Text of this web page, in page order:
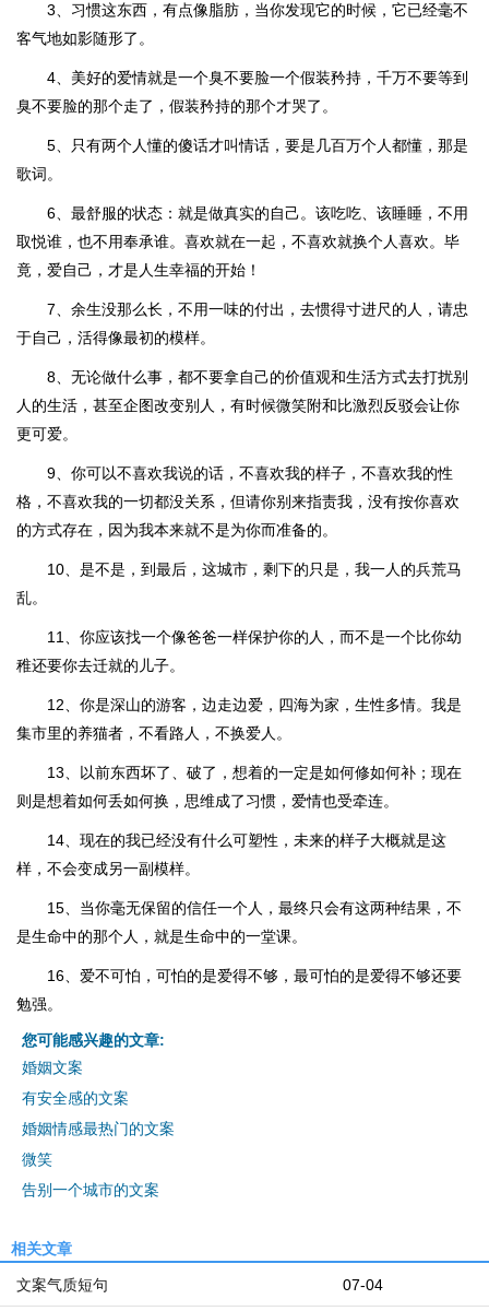
3、习惯这东西，有点像脂肪，当你发现它的时候，它已经毫不
客气地如影随形了。
4、美好的爱情就是一个臭不要脸一个假装矜持，千万不要等到
臭不要脸的那个走了，假装矜持的那个才哭了。
5、只有两个人懂的傻话才叫情话，要是几百万个人都懂，那是
歌词。
6、最舒服的状态：就是做真实的自己。该吃吃、该睡睡，不用
取悦谁，也不用奉承谁。喜欢就在一起，不喜欢就换个人喜欢。毕
竟，爱自己，才是人生幸福的开始！
7、余生没那么长，不用一味的付出，去惯得寸进尺的人，请忠
于自己，活得像最初的模样。
8、无论做什么事，都不要拿自己的价值观和生活方式去打扰别
人的生活，甚至企图改变别人，有时候微笑附和比激烈反驳会让你
更可爱。
9、你可以不喜欢我说的话，不喜欢我的样子，不喜欢我的性
格，不喜欢我的一切都没关系，但请你别来指责我，没有按你喜欢
的方式存在，因为我本来就不是为你而准备的。
10、是不是，到最后，这城市，剩下的只是，我一人的兵荒马
乱。
11、你应该找一个像爸爸一样保护你的人，而不是一个比你幼
稚还要你去迁就的儿子。
12、你是深山的游客，边走边爱，四海为家，生性多情。我是
集市里的养猫者，不看路人，不换爱人。
13、以前东西坏了、破了，想着的一定是如何修如何补；现在
则是想着如何丢如何换，思维成了习惯，爱情也受牵连。
14、现在的我已经没有什么可塑性，未来的样子大概就是这
样，不会变成另一副模样。
15、当你毫无保留的信任一个人，最终只会有这两种结果，不
是生命中的那个人，就是生命中的一堂课。
16、爱不可怕，可怕的是爱得不够，最可怕的是爱得不够还要
勉强。
您可能感兴趣的文章:
婚姻文案
有安全感的文案
婚姻情感最热门的文案
微笑
告别一个城市的文案
相关文章
07-04
文案气质短句